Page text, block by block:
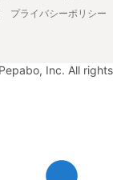
プライバシーポリシー
Inc. All